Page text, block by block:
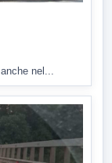
nel...